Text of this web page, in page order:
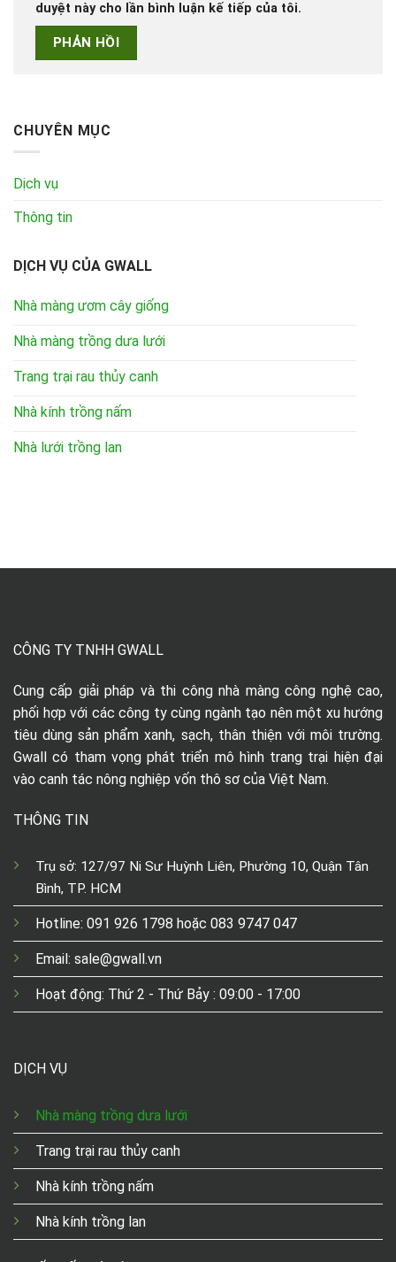
duyệt này cho lần bình luận kế tiếp của tôi.
CHUYÊN MỤC
Dịch vụ
Thông tin
DỊCH VỤ CỦA GWALL
Nhà màng ươm cây giống
Nhà màng trồng dưa lưới
Trang trại rau thủy canh
Nhà kính trồng nấm
Nhà lưới trồng lan
CÔNG TY TNHH GWALL
Cung cấp giải pháp và thi công nhà màng công nghệ cao,
phối hợp với các công ty cùng ngành tạo nên một xu hướng
tiêu dùng sản phẩm xanh, sạch, thân thiện với môi trường.
Gwall có tham vọng phát triển mô hình trang trại hiện đại
vào canh tác nông nghiệp vốn thô sơ của Việt Nam.
THÔNG TIN
Trụ sở: 127/97 Ni Sư Huỳnh Liên, Phường 10, Quận Tân
Bình, TP. HCM
Hotline: 091 926 1798 hoặc 083 9747 047
Email: sale@gwall.vn
Hoạt động: Thứ 2 - Thứ Bảy : 09:00 - 17:00
DỊCH VỤ
Nhà màng trồng dưa lưới
Trang trại rau thủy canh
Nhà kính trồng nấm
Nhà kính trồng lan